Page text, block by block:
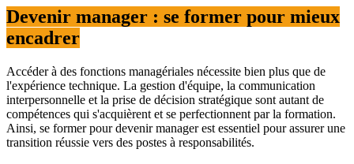
Devenir manager : se former pour mieux
encadrer
Accéder à des fonctions managériales nécessite bien plus que de
l'expérience technique. La gestion d'équipe, la communication
interpersonnelle et la prise de décision stratégique sont autant de
compétences qui s'acquièrent et se perfectionnent par la formation.
Ainsi, se former pour devenir manager est essentiel pour assurer une
transition réussie vers des postes à responsabilités.